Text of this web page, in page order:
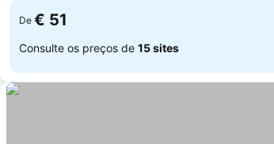
De € 51
Consulte os preços de 15 sites